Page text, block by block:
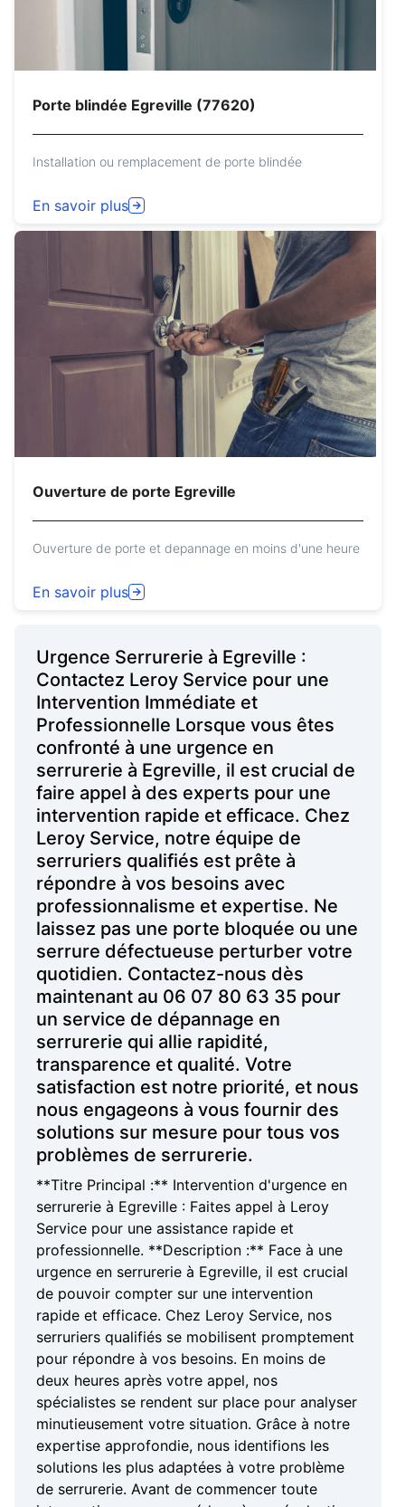
Porte blindée Egreville (77620)
Installation ou remplacement de porte blindée
En savoir plus
Ouverture de porte Egreville
Ouverture de porte et depannage en moins d'une heure
En savoir plus
Urgence Serrurerie à Egreville :
Contactez Leroy Service pour une
Intervention Immédiate et
Professionnelle Lorsque vous êtes
confronté à une urgence en
serrurerie à Egreville, il est crucial de
faire appel à des experts pour une
intervention rapide et efficace. Chez
Leroy Service, notre équipe de
serruriers qualifiés est prête à
répondre à vos besoins avec
professionnalisme et expertise. Ne
laissez pas une porte bloquée ou une
serrure défectueuse perturber votre
quotidien. Contactez-nous dès
maintenant au 06 07 80 63 35 pour
un service de dépannage en
serrurerie qui allie rapidité,
transparence et qualité. Votre
satisfaction est notre priorité, et nous
nous engageons à vous fournir des
solutions sur mesure pour tous vos
problèmes de serrurerie.
**Titre Principal :** Intervention d'urgence en
serrurerie à Egreville : Faites appel à Leroy
Service pour une assistance rapide et
professionnelle. **Description :** Face à une
urgence en serrurerie à Egreville, il est crucial
de pouvoir compter sur une intervention
rapide et efficace. Chez Leroy Service, nos
serruriers qualifiés se mobilisent promptement
pour répondre à vos besoins. En moins de
deux heures après votre appel, nos
spécialistes se rendent sur place pour analyser
minutieusement votre situation. Grâce à notre
expertise approfondie, nous identifions les
solutions les plus adaptées à votre problème
de serrurerie. Avant de commencer toute